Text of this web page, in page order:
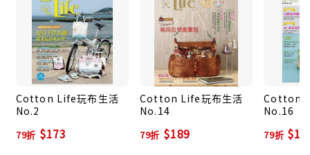
樣式多變，可創作出各種風格而受人喜愛，熱度持續，
話題不減，本期收錄造型口金包的單元，運用不同造型
和大小的口金來做設計。淡雅高貴的維納斯三角口金
包、童趣可愛的歡樂糖果口金包、兩種造型觀感的捉迷
藏三用口金包，還有如可口甜點的泡芙口金包，每款都
讓人愛不釋手。【全新連載】為了對手作抱有熱忱的新
手們，加入增強初學者信心與成就感的全新專欄。從裁
布到製作，詳細分類圖解說明小撇步，讓你輕鬆上手，
Cotton Life玩布生活
No.2
79折 $173
Cotton Life玩布生活
No.14
79折 $189
Cotton
No.16
79折